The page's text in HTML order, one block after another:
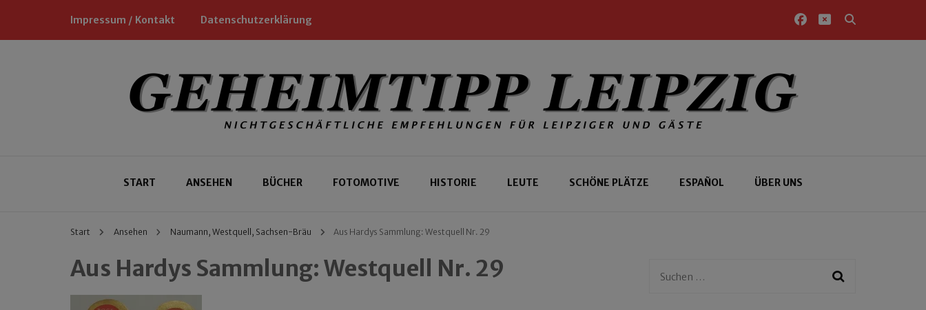
Impressum / Kontakt Datenschutzerklärung
Geheimtipp Leipzig
START ANSEHEN BÜCHER FOTOMOTIVE HISTORIE LEUTE SCHÖNE PLÄTZE ESPAÑOL ÜBER UNS
Start Ansehen Naumann, Westquell, Sachsen-Bräu Aus Hardys Sammlung: Westquell Nr. 29
Aus Hardys Sammlung: Westquell Nr. 29
Suchen